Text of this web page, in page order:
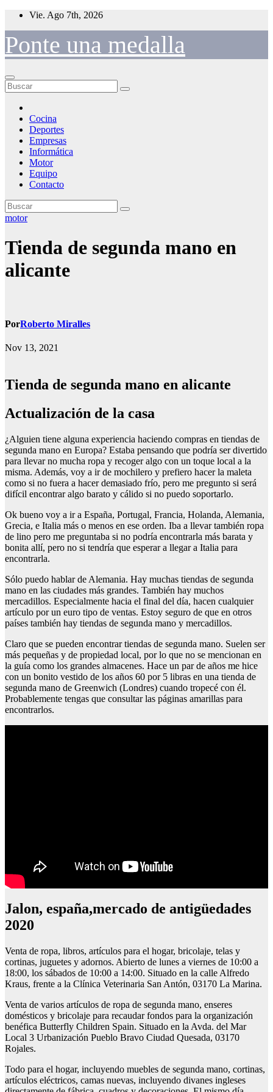
Saltar
contenido
Vie. Ago 7th, 2026
Ponte una medalla
Cocina
Deportes
Empresas
Informática
Motor
Equipo
Contacto
motor
Tienda de segunda mano en
alicante
PorRoberto Miralles
Nov 13, 2021
Tienda de segunda mano en alicante
Actualización de la casa
¿Alguien tiene alguna experiencia haciendo compras en tiendas de
segunda mano en Europa? Estaba pensando que podría ser divertido
para llevar no mucha ropa y recoger algo con un toque local a la
misma. Además, voy a ir de mochilero y prefiero hacer la maleta
como si no fuera a hacer demasiado frío, pero me pregunto si será
difícil encontrar algo barato y cálido si no puedo soportarlo.
Ok bueno voy a ir a España, Portugal, Francia, Holanda, Alemania,
Grecia, e Italia más o menos en ese orden. Iba a llevar también ropa
de lino pero me preguntaba si no podría encontrarla más barata y
bonita allí, pero no si tendría que esperar a llegar a Italia para
encontrarla.
Sólo puedo hablar de Alemania. Hay muchas tiendas de segunda
mano en las ciudades más grandes. También hay muchos
mercadillos. Especialmente hacia el final del día, hacen cualquier
artículo por un euro tipo de ventas. Estoy seguro de que en otros
países también hay tiendas de segunda mano y mercadillos.
Claro que se pueden encontrar tiendas de segunda mano. Suelen ser
más pequeñas y de propiedad local, por lo que no se mencionan en
la guía como los grandes almacenes. Hace un par de años me hice
con un bonito vestido de los años 60 por 5 libras en una tienda de
segunda mano de Greenwich (Londres) cuando tropecé con él.
Probablemente tengas que consultar las páginas amarillas para
encontrarlos.
Jalon, españa,mercado de antigüedades
2020
Venta de ropa, libros, artículos para el hogar, bricolaje, telas y
cortinas, juguetes y adornos. Abierto de lunes a viernes de 10:00 a
18:00, los sábados de 10:00 a 14:00. Situado en la calle Alfredo
Kraus, frente a la Clínica Veterinaria San Antón, 03170 La Marina.
Venta de varios artículos de ropa de segunda mano, enseres
domésticos y bricolaje para recaudar fondos para la organización
benéfica Butterfly Children Spain. Situado en la Avda. del Mar
Local 3 Urbanización Pueblo Bravo Ciudad Quesada, 03170
Rojales.
Todo para el hogar, incluyendo muebles de segunda mano, cortinas,
artículos eléctricos, camas nuevas, incluyendo divanes ingleses